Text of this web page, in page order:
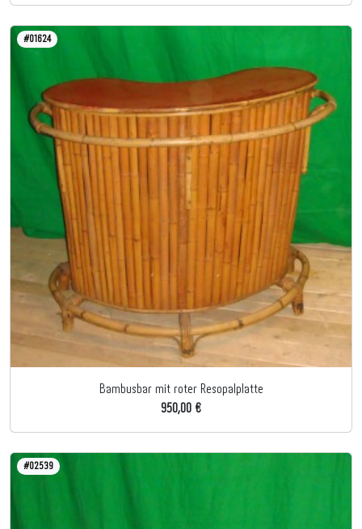
#01624
Bambusbar mit roter Resopalplatte
950,00 €
#02539